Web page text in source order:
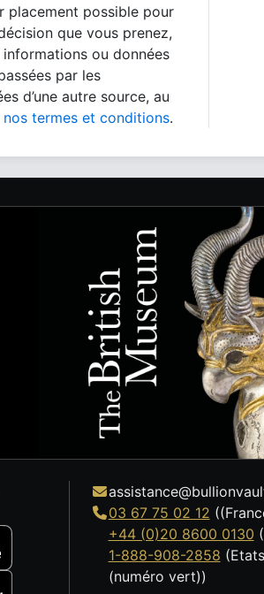
placement possible pour
que vous prenez,
ou données
par les
d’une autre source, au
nos termes et conditions.
03 67 75 02 12
+44 (0)20 8600 0130
1-888-908-2858
(numéro vert))